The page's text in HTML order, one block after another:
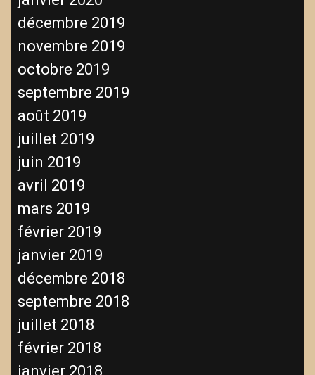
décembre 2019
novembre 2019
octobre 2019
septembre 2019
août 2019
juillet 2019
juin 2019
avril 2019
mars 2019
février 2019
janvier 2019
décembre 2018
septembre 2018
juillet 2018
février 2018
janvier 2018